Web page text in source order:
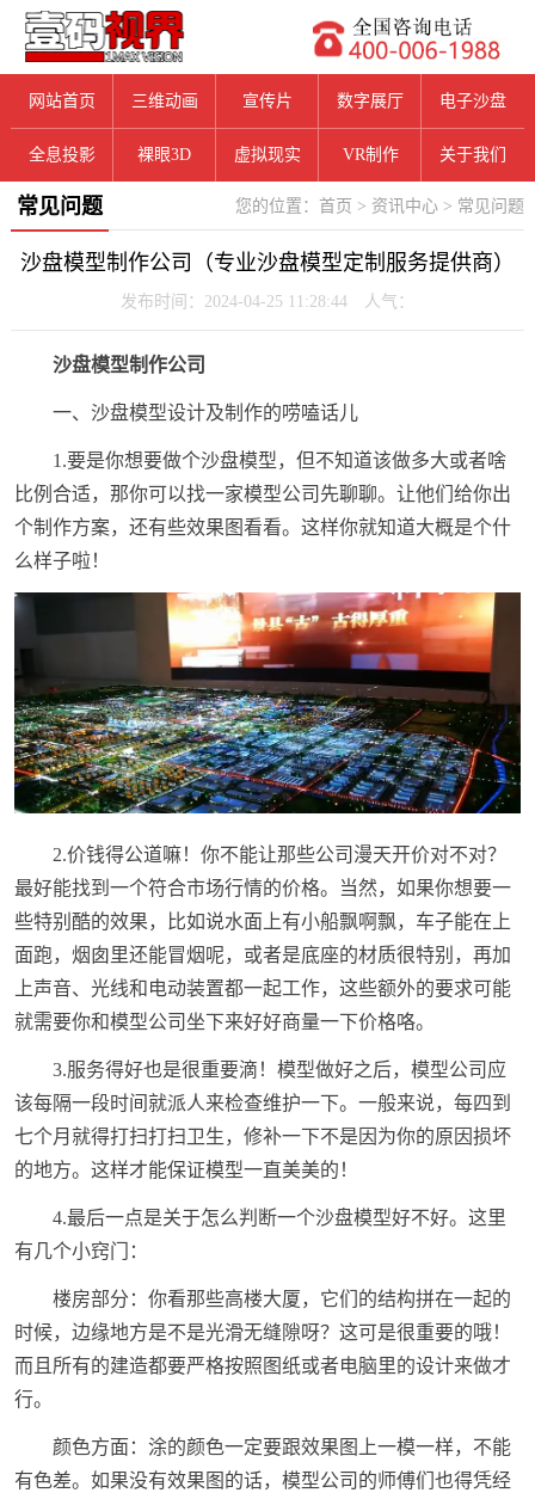
网站首页 三维动画 宣传片 数字展厅 电子沙盘
全息投影 裸眼3D 虚拟现实 VR制作 关于我们
您的位置： 首页 > 资讯中心 > 常见问题
常见问题
沙盘模型制作公司（专业沙盘模型定制服务提供商）
发布时间：2024-04-25 11:28:44 人气：
沙盘模型制作公司
一、沙盘模型设计及制作的唠嗑话儿
1.要是你想要做个沙盘模型，但不知道该做多大或者啥
比例合适，那你可以找一家模型公司先聊聊。让他们给你出
个制作方案，还有些效果图看看。这样你就知道大概是个什
么样子啦！
2.价钱得公道嘛！你不能让那些公司漫天开价对不对？
最好能找到一个符合市场行情的价格。当然，如果你想要一
些特别酷的效果，比如说水面上有小船飘啊飘，车子能在上
面跑，烟囱里还能冒烟呢，或者是底座的材质很特别，再加
上声音、光线和电动装置都一起工作，这些额外的要求可能
就需要你和模型公司坐下来好好商量一下价格咯。
3.服务得好也是很重要滴！模型做好之后，模型公司应
该每隔一段时间就派人来检查维护一下。一般来说，每四到
七个月就得打扫打扫卫生，修补一下不是因为你的原因损坏
的地方。这样才能保证模型一直美美的！
4.最后一点是关于怎么判断一个沙盘模型好不好。这里
有几个小窍门：
楼房部分：你看那些高楼大厦，它们的结构拼在一起的
时候，边缘地方是不是光滑无缝隙呀？这可是很重要的哦！
而且所有的建造都要严格按照图纸或者电脑里的设计来做才
行。
颜色方面：涂的颜色一定要跟效果图上一模一样，不能
有色差。如果没有效果图的话，模型公司的师傅们也得凭经